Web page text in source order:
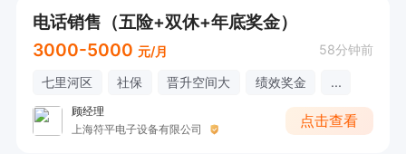
电话销售（五险+双休+年底奖金）
3000-5000 元/月 58分钟前
七里河区 社保 晋升空间大 绩效奖金 ...
顾经理
上海符平电子设备有限公司
点击查看